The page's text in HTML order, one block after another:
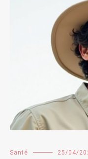
Santé 25/04/